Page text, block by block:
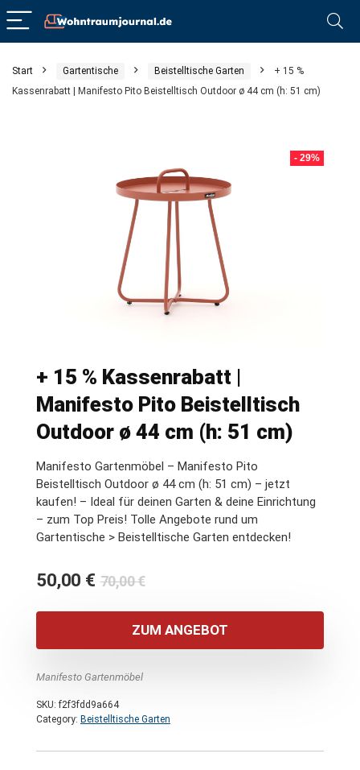
Start Gartentische Beistelltische Garten
+ 15 %
Kassenrabatt | Manifesto Pito Beistelltisch Outdoor ø 44 cm (h: 51 cm)
- 29%
+ 15 % Kassenrabatt |
Manifesto Pito Beistelltisch
Outdoor ø 44 cm (h: 51 cm)
Manifesto Gartenmöbel – Manifesto Pito
Beistelltisch Outdoor ø 44 cm (h: 51 cm) – jetzt
kaufen! – Ideal für deinen Garten & deine Einrichtung
– zum Top Preis! Tolle Angebote rund um
Gartentische > Beistelltische Garten entdecken!
70,00€Ursprünglicher
war:
70,00 €
50,00 €
Aktueller
ist:
50,00 €.
ZUM ANGEBOT
Manifesto Gartenmöbel
SKU:f2f3fdd9a664
Category: Beistelltische Garten